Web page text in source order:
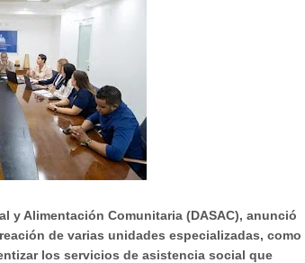
y Alimentación Comunitaria (DASAC), anunció
de varias unidades especializadas, como
los servicios de asistencia social que